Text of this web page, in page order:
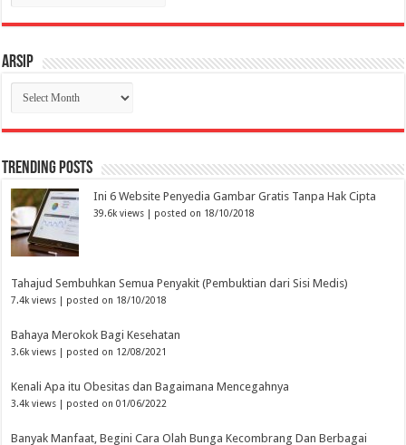
Arsip
Arsip
Trending Posts
Ini 6 Website Penyedia Gambar Gratis Tanpa Hak Cipta
39.6k views posted on 18/10/2018
Tahajud Sembuhkan Semua Penyakit (Pembuktian dari Sisi Medis)
7.4k views posted on 18/10/2018
Bahaya Merokok Bagi Kesehatan
3.6k views posted on 12/08/2021
Kenali Apa itu Obesitas dan Bagaimana Mencegahnya
3.4k views posted on 01/06/2022
Banyak Manfaat, Begini Cara Olah Bunga Kecombrang Dan Berbagai